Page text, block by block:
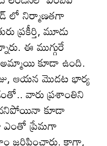
లో నిర్మాణ‌త‌గా
ప్రకీర్తి, మూడు
ఈ ముగ్గురే
అమ్మాయి కూడా ఉంది.
ఆయ‌న‌ మొద‌ట భార్య
వారు ప్ర‌శాంతిని
చ‌నిపోయినా కూడా
ఎంతో ప్రేమ‌గా
జ‌రిపించారు. కాగా,